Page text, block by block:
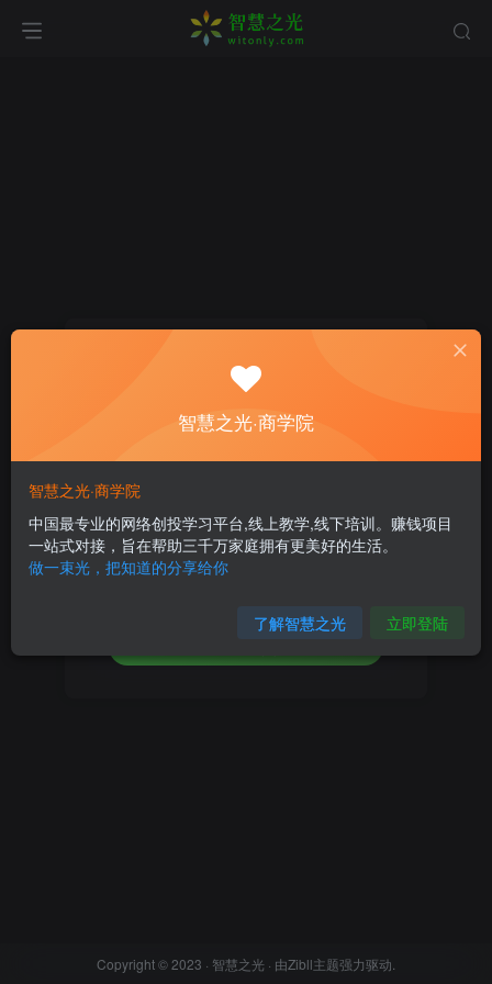
邮箱
设置新密码
Copyright © 2023 · 智慧之光 · 由Zibll主题强力驱动.
智慧之光·商学院
智慧之光·商学院
中国最专业的网络创投学习平台,线上教学,线下培训。赚钱项目
一站式对接，旨在帮助三千万家庭拥有更美好的生活。
做一束光，把知道的分享给你
了解智慧之光 立即登陆